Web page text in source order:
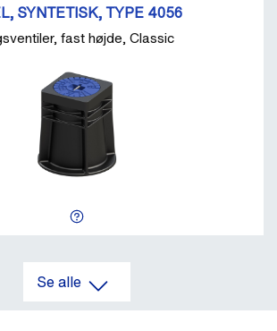
SYNTETISK, TYPE 4056
fast højde, Classic
Se alle